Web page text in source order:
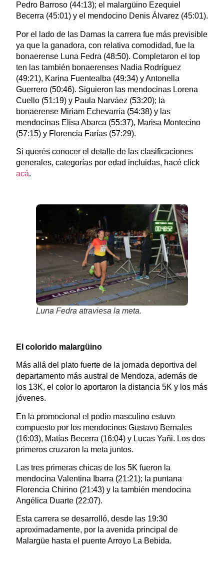
Pedro Barroso (44:13); el malargüino Ezequiel
Becerra (45:01) y el mendocino Denis Álvarez (45:01).
Por el lado de las Damas la carrera fue más previsible
ya que la ganadora, con relativa comodidad, fue la
bonaerense Luna Fedra (48:50). Completaron el top
ten las también bonaerenses Nadia Rodríguez
(49:21), Karina Fuentealba (49:34) y Antonella
Guerrero (50:46). Siguieron las mendocinas Lorena
Cuello (51:19) y Paula Narváez (53:20); la
bonaerense Miriam Echevarría (54:38) y las
mendocinas Elisa Abarca (55:37), Marisa Montecino
(57:15) y Florencia Farías (57:29).
Si querés conocer el detalle de las clasificaciones
generales, categorías por edad incluidas, hacé click
acá.
Luna Fedra atraviesa la meta.
El colorido malargüino
Más allá del plato fuerte de la jornada deportiva del
departamento más austral de Mendoza, además de
los 13K, el color lo aportaron la distancia 5K y los más
jóvenes.
En la promocional el podio masculino estuvo
compuesto por los mendocinos Gustavo Bernales
(16:03), Matías Becerra (16:04) y Lucas Yañi. Los dos
primeros cruzaron la meta juntos.
Las tres primeras chicas de los 5K fueron la
mendocina Valentina Ibarra (21:21); la puntana
Florencia Chirino (21:43) y la también mendocina
Angélica Duarte (22:07).
Esta carrera se desarrolló, desde las 19:30
aproximadamente, por la avenida principal de
Malargüe hasta el puente Arroyo La Bebida.